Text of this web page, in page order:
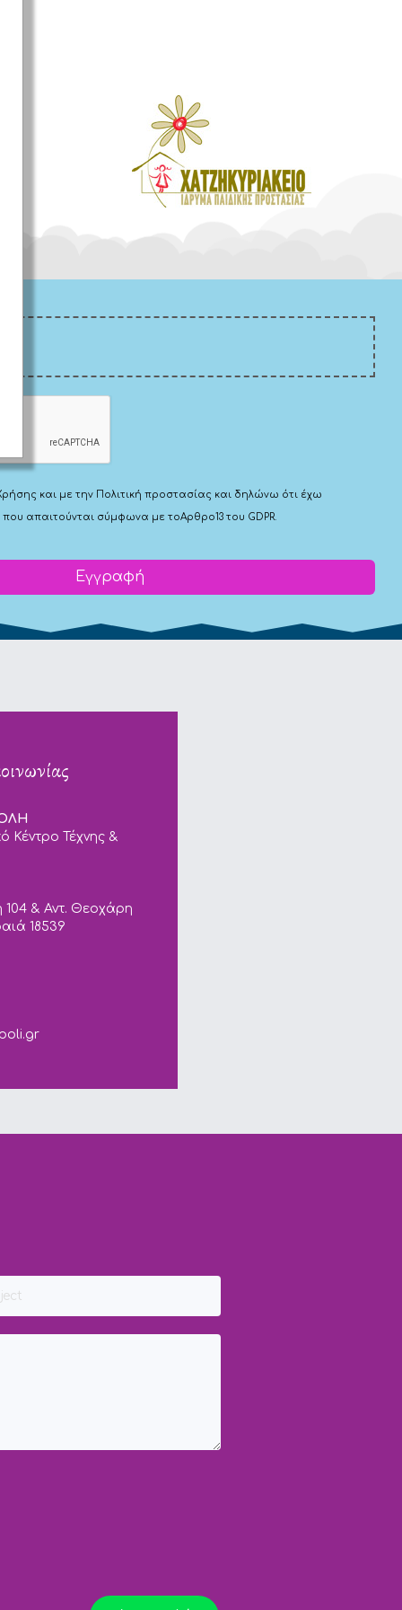
και με την Πολιτική προστασίας και δηλώνω ότι έχω
που απαιτούνται σύμφωνα με τοΑρθρο13 του GDPR.
Εγγραφή
Κέντρο Τέχνης &
104 & Αντ. Θεοχάρη
18539